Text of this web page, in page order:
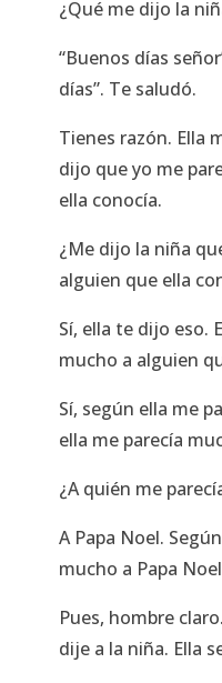
¿Qué me dijo la
“Buenos días
días”. Te saludó.
Tienes razón. Ella
dijo que yo me
ella conocía.
¿Me dijo la niña
alguien que ella
Sí, ella te dijo eso.
mucho a alguien
Sí, según ella me
ella me parecía
¿A quién me
A Papa Noel.
mucho a Papa
Pues, hombre
dije a la niña. Ella